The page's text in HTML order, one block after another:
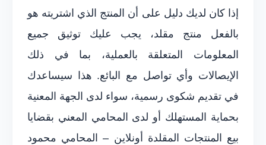
إذا كان لديك دليل على أن المنتج الذي اشتريته هو
بالفعل منتج مقلد، يجب عليك توثيق جميع
المعلومات المتعلقة بالعملية، بما في ذلك
الإيصالات وأي تواصل مع البائع. هذا سيساعدك
في تقديم شكوى رسمية، سواء لدى الجهة المعنية
بحماية المستهلك أو لدى المحامي المعني بقضايا
بيع المنتجات المقلدة أونلاين – المحامي محمود